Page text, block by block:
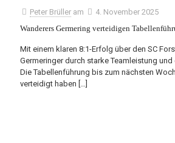
Peter Brüller am
4. November 2025
Wanderers Germering verteidigen
Mit einem klaren 8:1-Erfolg über den SC
Germeringer durch starke Teamleistung
Die Tabellenführung bis zum nächsten
verteidigt haben […]